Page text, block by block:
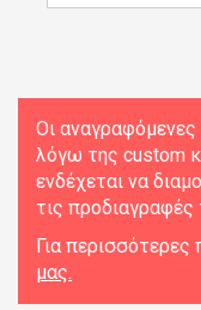
Οι αναγραφόμενες
λόγω της custom
ενδέχεται να
τις
Για περισσότερες
μας.